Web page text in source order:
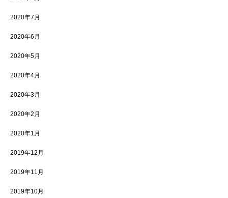
2020年7月
2020年6月
2020年5月
2020年4月
2020年3月
2020年2月
2020年1月
2019年12月
2019年11月
2019年10月